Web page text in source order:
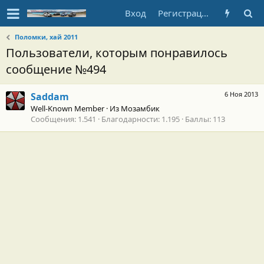
Вход Регистрация
Поломки, хай 2011
Пользователи, которым понравилось
сообщение №494
6 Ноя 2013
Saddam
Well-Known Member · Из Мозамбик
Сообщения 1.541 Благодарности 1.195 Баллы 113